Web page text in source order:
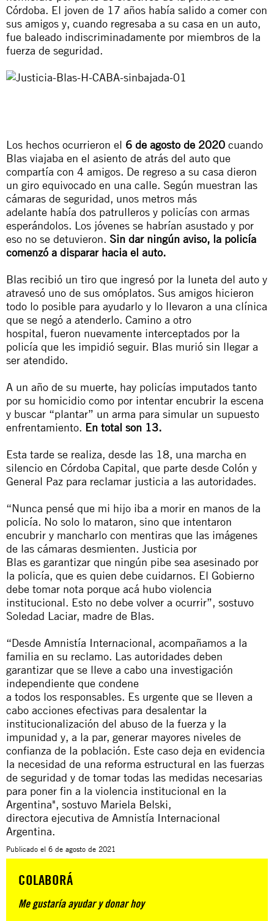
Córdoba. El joven de 17 años había salido a comer con
sus amigos y, cuando regresaba a su casa en un auto,
fue baleado indiscriminadamente por miembros de la
fuerza de seguridad.
Los hechos ocurrieron el 6 de agosto de 2020 cuando
Blas viajaba en el asiento de atrás del auto que
compartía con 4 amigos. De regreso a su casa dieron
un giro equivocado en una calle. Según muestran las
cámaras de seguridad, unos metros más
adelante había dos patrulleros y policías con armas
esperándolos. Los jóvenes se habrían asustado y por
eso no se detuvieron. Sin dar ningún aviso, la policía
comenzó a disparar hacia el auto.
Blas recibió un tiro que ingresó por la luneta del auto y
atravesó uno de sus omóplatos. Sus amigos hicieron
todo lo posible para ayudarlo y lo llevaron a una clínica
que se negó a atenderlo. Camino a otro
hospital, fueron nuevamente interceptados por la
policía que les impidió seguir. Blas murió sin llegar a
ser atendido.
A un año de su muerte, hay policías imputados tanto
por su homicidio como por intentar encubrir la escena
y buscar “plantar” un arma para simular un supuesto
enfrentamiento. En total son 13.
Esta tarde se realiza, desde las 18, una marcha en
silencio en Córdoba Capital, que parte desde Colón y
General Paz para reclamar justicia a las autoridades.
“Nunca pensé que mi hijo iba a morir en manos de la
policía. No solo lo mataron, sino que intentaron
encubrir y mancharlo con mentiras que las imágenes
de las cámaras desmienten. Justicia por
Blas es garantizar que ningún pibe sea asesinado por
la policía, que es quien debe cuidarnos. El Gobierno
debe tomar nota porque acá hubo violencia
institucional. Esto no debe volver a ocurrir”, sostuvo
Soledad Laciar, madre de Blas.
“Desde Amnistía Internacional, acompañamos a la
familia en su reclamo. Las autoridades deben
garantizar que se lleve a cabo una investigación
independiente que condene
a todos los responsables. Es urgente que se lleven a
cabo acciones efectivas para desalentar la
institucionalización del abuso de la fuerza y la
impunidad y, a la par, generar mayores niveles de
confianza de la población. Este caso deja en evidencia
la necesidad de una reforma estructural en las fuerzas
de seguridad y de tomar todas las medidas necesarias
para poner fin a la violencia institucional en la
Argentina", sostuvo Mariela Belski,
directora ejecutiva de Amnistía Internacional
Argentina.
Publicado el 6 de agosto de 2021
COLABORÁ
Me gustaría ayudar y donar hoy